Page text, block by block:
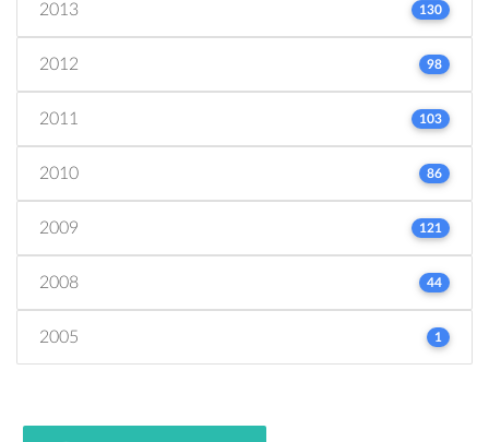
2013 130
2012 98
2011 103
2010 86
2009 121
2008 44
2005 1